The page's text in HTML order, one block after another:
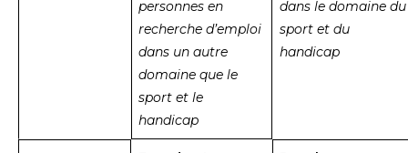
personnes en
recherche d’emploi
dans un autre
domaine que le
sport et le
handicap
dans le domaine du
sport et du
handicap